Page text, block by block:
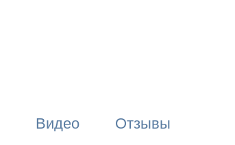
Видео Отзывы